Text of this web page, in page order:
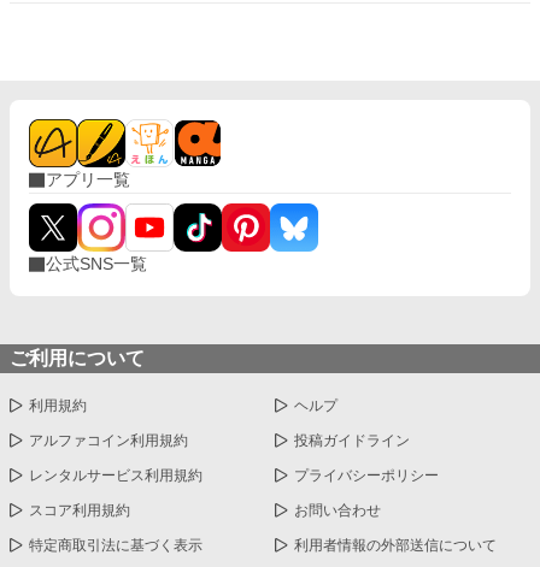
アプリ一覧
公式SNS一覧
ご利用について
利用規約 ヘルプ
アルファコイン利用規約 投稿ガイドライン
レンタルサービス利用規約 プライバシーポリシー
スコア利用規約 お問い合わせ
特定商取引法に基づく表示 利用者情報の外部送信について